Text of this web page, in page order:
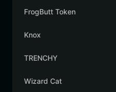
FrogButt Token
Knox
TRENCHY
Wizard Cat